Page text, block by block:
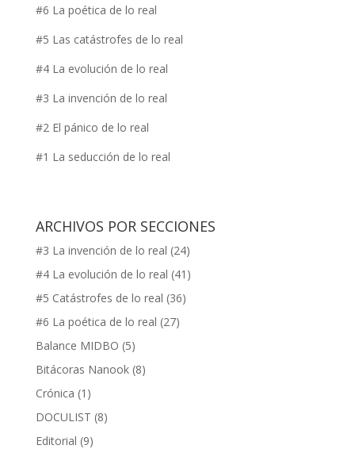
#6 La poética de lo real
#5 Las catástrofes de lo real
#4 La evolución de lo real
#3 La invención de lo real
#2 El pánico de lo real
#1 La seducción de lo real
ARCHIVOS POR SECCIONES
#3 La invención de lo real (24)
#4 La evolución de lo real (41)
#5 Catástrofes de lo real (36)
#6 La poética de lo real (27)
Balance MIDBO (5)
Bitácoras Nanook(8)
Crónica (1)
DOCULIST (8)
Editorial (9)